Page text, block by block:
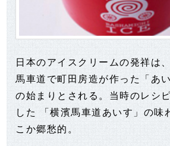
日本のアイスクリームの発祥は
馬車道で町田房造が作った「あ
の始まりとされる。当時のレシ
した 「横濱馬車道あいす」の味
こか郷愁的。